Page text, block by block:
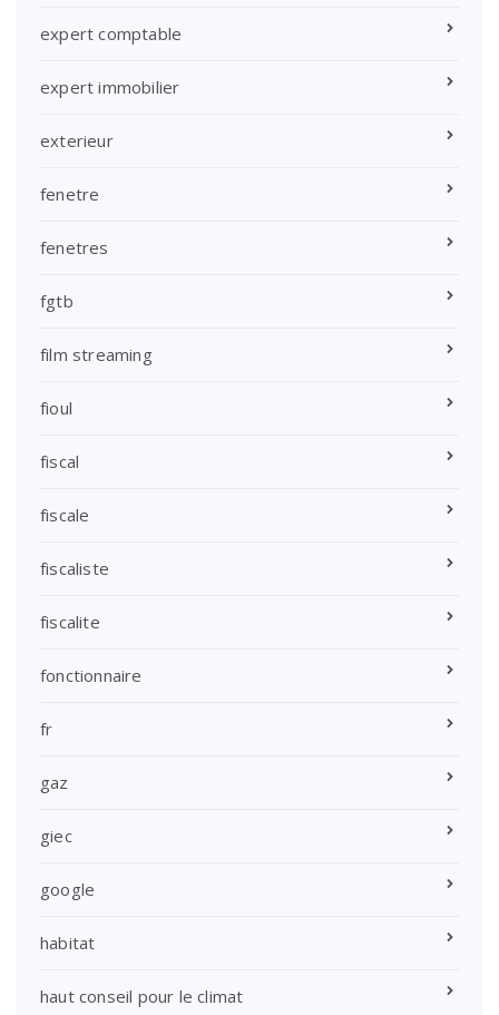
expert comptable
expert immobilier
exterieur
fenetre
fenetres
fgtb
film streaming
fioul
fiscal
fiscale
fiscaliste
fiscalite
fonctionnaire
fr
gaz
giec
google
habitat
haut conseil pour le climat